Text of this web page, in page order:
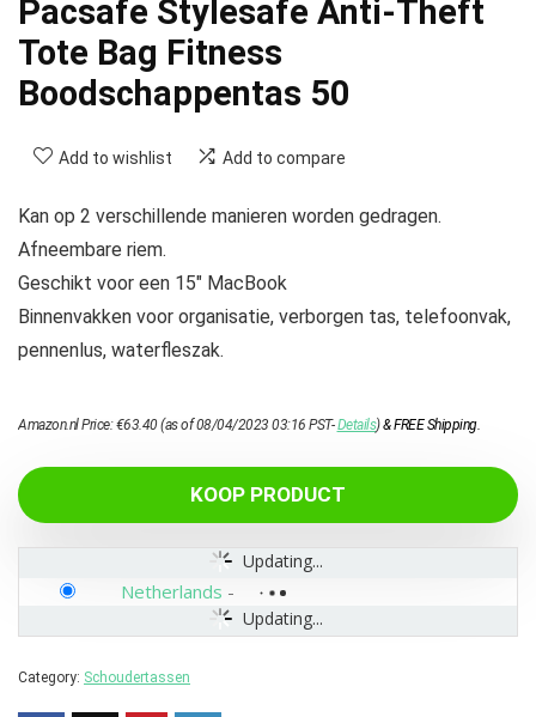
Pacsafe Stylesafe Anti-Theft
Tote Bag Fitness
Boodschappentas 50
Add to wishlist Add to compare
Kan op 2 verschillende manieren worden gedragen.
Afneembare riem.
Geschikt voor een 15″ MacBook
Binnenvakken voor organisatie, verborgen tas, telefoonvak,
pennenlus, waterfleszak.
Amazon.nl Price:€63.40(as of 08/04/2023 03:16 PST-Details)&FREE Shipping.
KOOP PRODUCT
Updating...
Updating...
Netherlands -
Category: Schoudertassen